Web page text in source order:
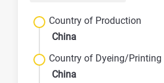
Country of Production
China
Country of Dyeing/Printing
China